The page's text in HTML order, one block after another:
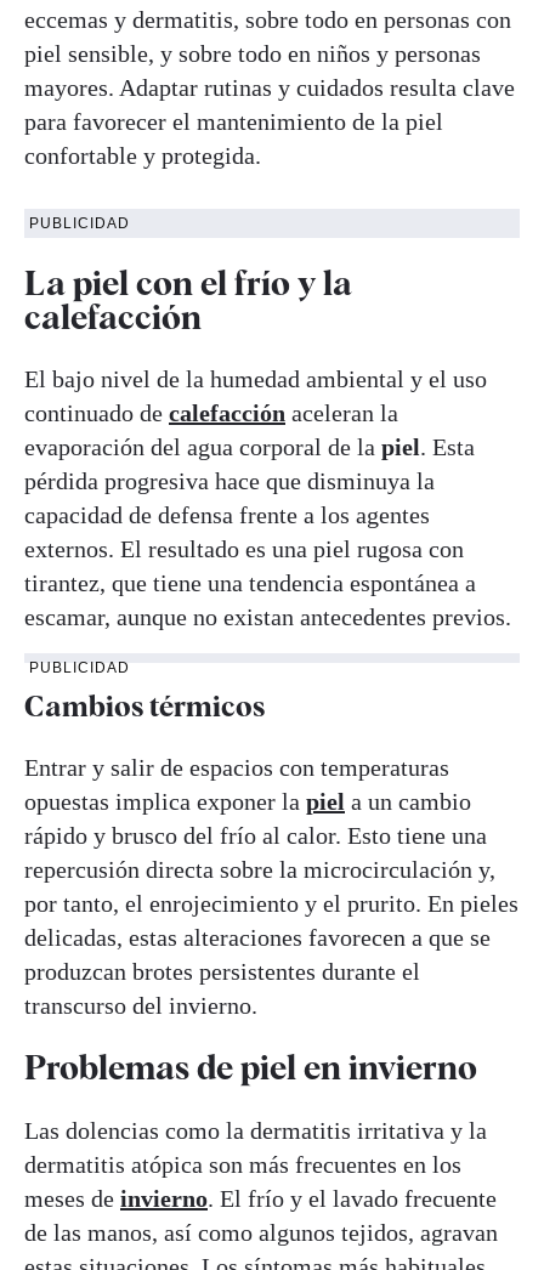
eccemas y dermatitis, sobre todo en personas con
piel sensible, y sobre todo en niños y personas
mayores. Adaptar rutinas y cuidados resulta clave
para favorecer el mantenimiento de la piel
confortable y protegida.
PUBLICIDAD
La piel con el frío y la
calefacción
El bajo nivel de la humedad ambiental y el uso
continuado de calefacción aceleran la
evaporación del agua corporal de la piel. Esta
pérdida progresiva hace que disminuya la
capacidad de defensa frente a los agentes
externos. El resultado es una piel rugosa con
tirantez, que tiene una tendencia espontánea a
escamar, aunque no existan antecedentes previos.
PUBLICIDAD
Cambios térmicos
Entrar y salir de espacios con temperaturas
opuestas implica exponer la piel a un cambio
rápido y brusco del frío al calor. Esto tiene una
repercusión directa sobre la microcirculación y,
por tanto, el enrojecimiento y el prurito. En pieles
delicadas, estas alteraciones favorecen a que se
produzcan brotes persistentes durante el
transcurso del invierno.
Problemas de piel en invierno
Las dolencias como la dermatitis irritativa y la
dermatitis atópica son más frecuentes en los
meses de invierno. El frío y el lavado frecuente
de las manos, así como algunos tejidos, agravan